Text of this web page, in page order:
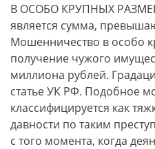
В ОСОБО КРУПНЫХ
является сумма,
Мошенничество в особо
получение чужого
миллиона рублей.
статье УК РФ. Подобное
классифицируется как
давности по таким
с того момента, когда